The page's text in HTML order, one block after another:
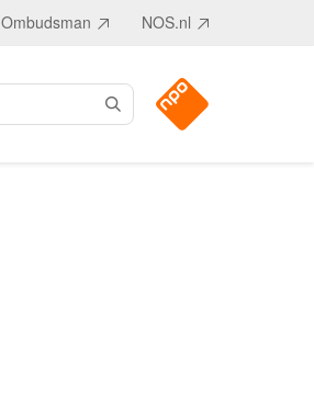
Ombudsman NOS.nl